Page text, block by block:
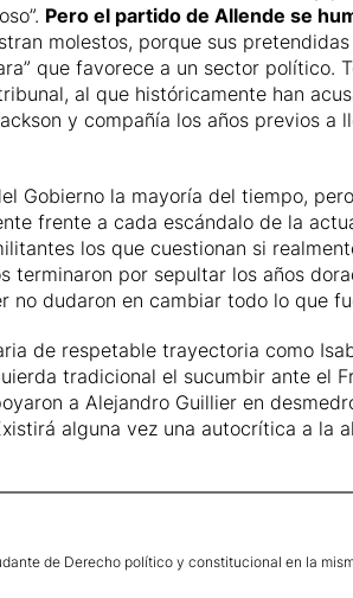
. Pero el partido de Allende se
molestos, porque sus
que favorece a un sector
al que históricamente han
y compañía los años previos
Gobierno la mayoría del tiempo,
frente a cada escándalo de la
los que cuestionan si
terminaron por sepultar los años
dudaron en cambiar todo lo que
de respetable trayectoria como
tradicional el sucumbir ante el
a Alejandro Guillier en
alguna vez una autocrítica a
de Derecho político y constitucional en la